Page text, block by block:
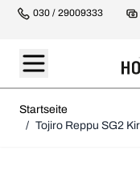
030 / 29009333
Startseite
/ Tojiro Reppu SG2